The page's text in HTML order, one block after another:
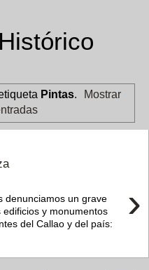
Pintas.
Mostrar
›
denunciamos un grave
y monumentos
del Callao y del país: